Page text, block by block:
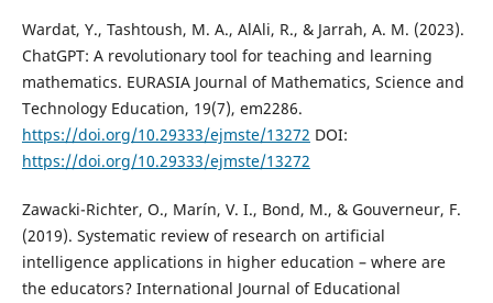
Wardat, Y., Tashtoush, M. A., AlAli, R., & Jarrah, A. M. (2023).
ChatGPT: A revolutionary tool for teaching and learning
mathematics. EURASIA Journal of Mathematics, Science and
Technology Education, 19(7), em2286.
https://doi.org/10.29333/ejmste/13272 DOI:
https://doi.org/10.29333/ejmste/13272
Zawacki-Richter, O., Marín, V. I., Bond, M., & Gouverneur, F.
(2019). Systematic review of research on artificial
intelligence applications in higher education – where are
the educators? International Journal of Educational